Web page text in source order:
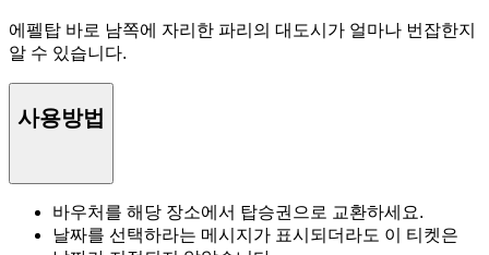
에펠탑 바로 남쪽에 자리한 파리의 대도시가 얼마나 번잡한지
알 수 있습니다.
사용방법
바우처를 해당 장소에서 탑승권으로 교환하세요.
날짜를 선택하라는 메시지가 표시되더라도 이 티켓은